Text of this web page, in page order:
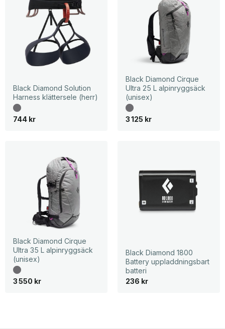
Black Diamond Solution
Harness klättersele (herr)
744 kr
Black Diamond Cirque
Ultra 25 L alpinryggsäck
(unisex)
3 125 kr
Black Diamond Cirque
Ultra 35 L alpinryggsäck
(unisex)
3 550 kr
Black Diamond 1800
Battery uppladdningsbart
batteri
236 kr